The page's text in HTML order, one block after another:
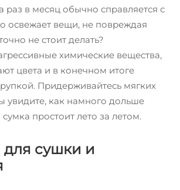
раз в месяц обычно справляется с
освежает вещи, не повреждая
не стоит делать?
химические вещества,
цвета и в конечном итоге
Придерживайтесь мягких
увидите, как намного дольше
простоит лето за летом.
сушки и